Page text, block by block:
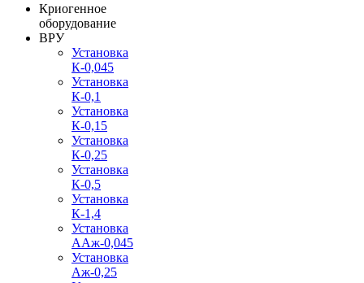
Криогенное
оборудование
ВРУ
Установка
К-0,045
Установка
К-0,1
Установка
К-0,15
Установка
К-0,25
Установка
К-0,5
Установка
К-1,4
Установка
ААж-0,045
Установка
Аж-0,25